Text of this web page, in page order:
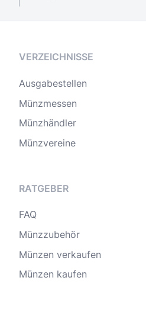
VERZEICHNISSE
Ausgabestellen
Münzmessen
Münzhändler
Münzvereine
RATGEBER
FAQ
Münzzubehör
Münzen verkaufen
Münzen kaufen